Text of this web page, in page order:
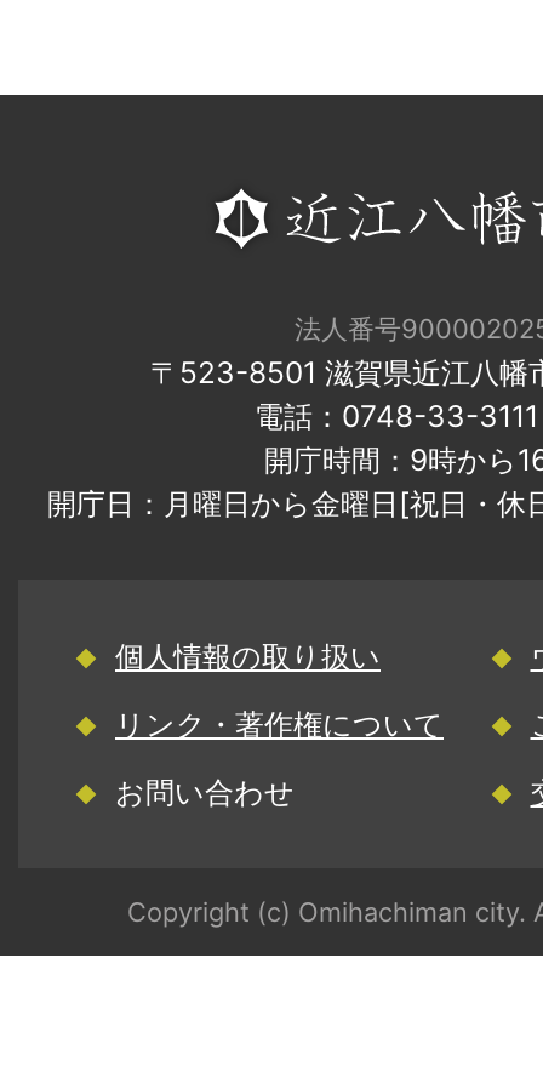
法人番号
〒523-8501 滋賀県近江八幡
電話：0748-33-
開庁時間：9時から
開庁日：月曜日から金曜日[祝日・
個人情報の取り扱い
リンク・著作権について
お問い合わせ
Copyright (c) Omihachiman city.